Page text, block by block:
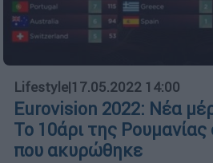
Lifestyle|17.05.2022 14:00
Eurovision 2022: Νέα
Το 10άρι της
που ακυρώθηκε